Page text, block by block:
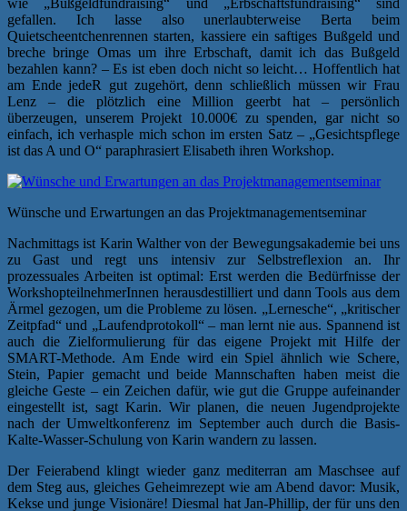
wie „Bußgeldfundraising“ und „Erbschaftsfundraising“ sind
gefallen. Ich lasse also unerlaubterweise Berta beim
Quietscheentchenrennen starten, kassiere ein saftiges Bußgeld und
breche bringe Omas um ihre Erbschaft, damit ich das Bußgeld
bezahlen kann? – Es ist eben doch nicht so leicht… Hoffentlich hat
am Ende jedeR gut zugehört, denn schließlich müssen wir Frau
Lenz – die plötzlich eine Million geerbt hat – persönlich
überzeugen, unserem Projekt 10.000€ zu spenden, gar nicht so
einfach, ich verhasple mich schon im ersten Satz – „Gesichtspflege
ist das A und O“ paraphrasiert Elisabeth ihren Workshop.
Wünsche und Erwartungen an das Projektmanagementseminar
Nachmittags ist Karin Walther von der Bewegungsakademie bei uns
zu Gast und regt uns intensiv zur Selbstreflexion an. Ihr
prozessuales Arbeiten ist optimal: Erst werden die Bedürfnisse der
WorkshopteilnehmerInnen herausdestilliert und dann Tools aus dem
Ärmel gezogen, um die Probleme zu lösen. „Lernesche“, „kritischer
Zeitpfad“ und „Laufendprotokoll“ – man lernt nie aus. Spannend ist
auch die Zielformulierung für das eigene Projekt mit Hilfe der
SMART-Methode. Am Ende wird ein Spiel ähnlich wie Schere,
Stein, Papier gemacht und beide Mannschaften haben meist die
gleiche Geste – ein Zeichen dafür, wie gut die Gruppe aufeinander
eingestellt ist, sagt Karin. Wir planen, die neuen Jugendprojekte
nach der Umweltkonferenz im September auch durch die Basis-
Kalte-Wasser-Schulung von Karin wandern zu lassen.
Der Feierabend klingt wieder ganz mediterran am Maschsee auf
dem Steg aus, gleiches Geheimrezept wie am Abend davor: Musik,
Kekse und junge Visionäre! Diesmal hat Jan-Phillip, der für uns den